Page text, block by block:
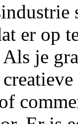
er op
je